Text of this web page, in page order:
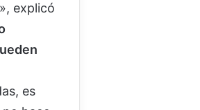
explicó
es